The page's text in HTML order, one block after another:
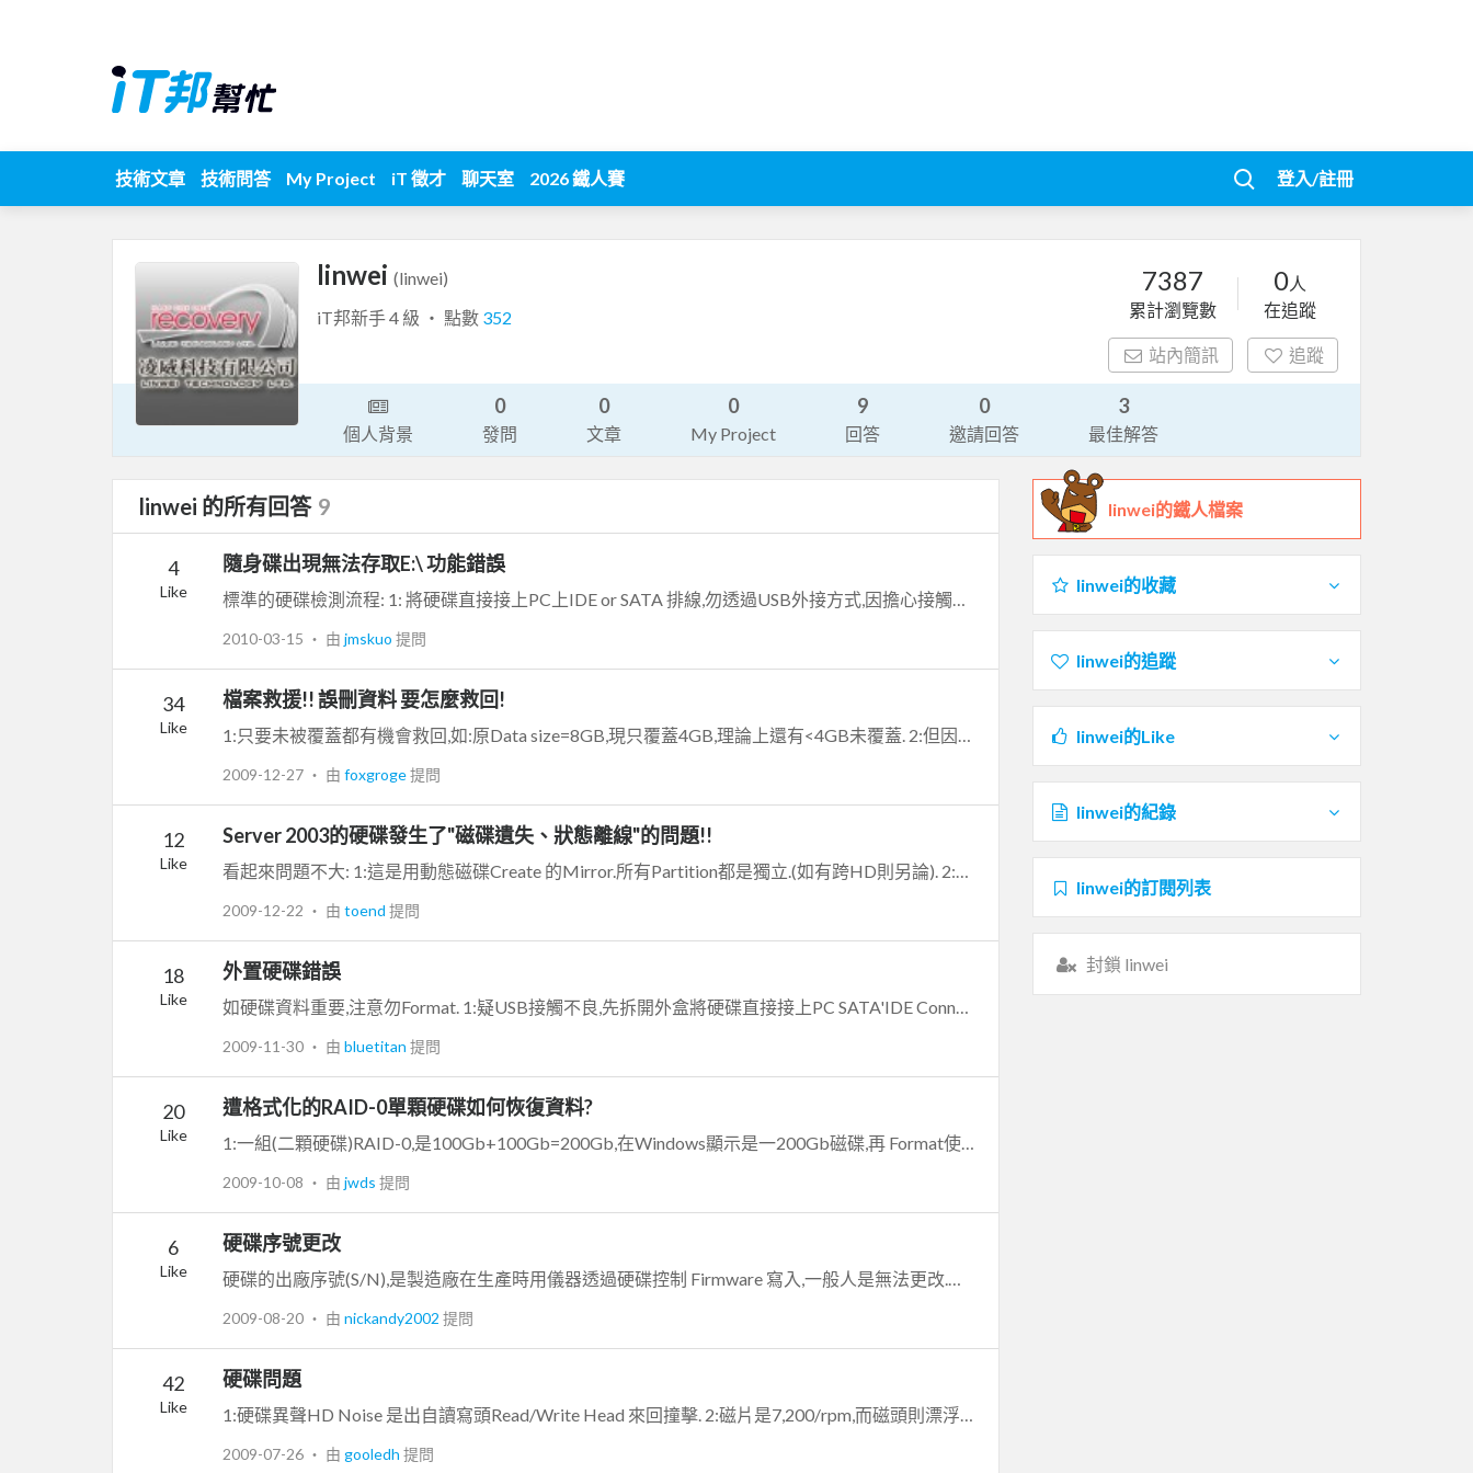
技術文章 技術問答 My Project iT 徵才 聊天室 2026 鐵人賽 登入/註冊
linwei (linwei)
iT邦新手 4 級 ‧ 點數 352
7387
累計瀏覽數
0人
在追蹤
站內簡訊 追蹤
個人背景
0
發問
0
文章
0
My Project
9
回答
0
邀請回答
3
最佳解答
linwei 的所有回答 9
4
Like
隨身碟出現無法存取E:\ 功能錯誤
2010-03-15 ‧ 由 jmskuo 提問
34
Like
檔案救援!! 誤刪資料 要怎麼救回!
2009-12-27 ‧ 由 foxgroge提問
12
Like
Server 2003的硬碟發生了"磁碟遺失、狀態離線"的問題!!
2009-12-22 ‧ 由 toend 提問
18
Like
外置硬碟錯誤
2009-11-30 ‧ 由 bluetitan 提問
20
Like
遭格式化的RAID-0單顆硬碟如何恢復資料?
2009-10-08 ‧ 由 jwds 提問
6
Like
硬碟序號更改
2009-08-20 ‧ 由 nickandy2002 提問
42
Like
硬碟問題
2009-07-26 ‧ 由 gooledh 提問
linwei的鐵人檔案
linwei的收藏
linwei的追蹤
linwei的Like
linwei的紀錄
linwei的訂閱列表
封鎖 linwei